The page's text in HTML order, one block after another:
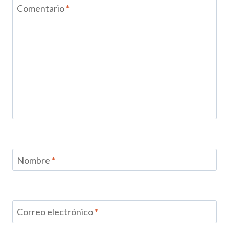
Comentario*
Nombre *
Correo electrónico*